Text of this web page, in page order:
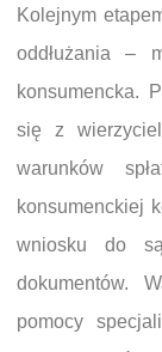
Kolejnym
oddłużania –
konsumencka.
się z
warunków
konsumenckiej
wniosku do
dokumentów.
pomocy